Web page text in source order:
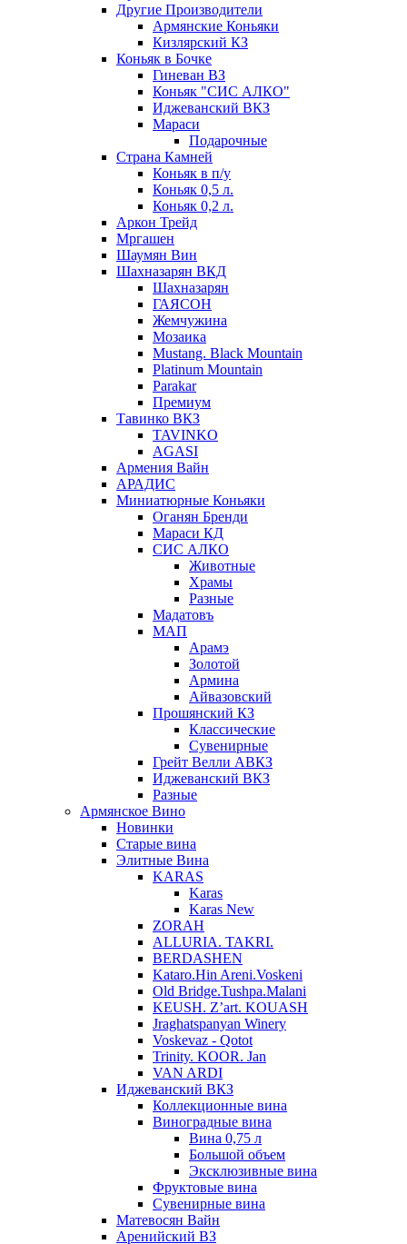
Другие Производители
Армянские Коньяки
Кизлярский КЗ
Коньяк в Бочке
Гиневан ВЗ
Коньяк "СИС АЛКО"
Иджеванский ВКЗ
Мараси
Подарочные
Страна Камней
Коньяк в п/у
Коньяк 0,5 л.
Коньяк 0,2 л.
Аркон Трейд
Мргашен
Шаумян Вин
Шахназарян ВКД
Шахназарян
ГАЯСОН
Жемчужина
Мозаика
Mustang. Black Mountain
Platinum Mountain
Parakar
Премиум
Тавинко ВКЗ
TAVINKO
AGASI
Армения Вайн
АРАДИС
Миниатюрные Коньяки
Оганян Бренди
Мараси КД
СИС АЛКО
Животные
Храмы
Разные
Мадатовъ
МАП
Арамэ
Золотой
Армина
Айвазовский
Прошянский КЗ
Классические
Сувенирные
Грейт Велли АВКЗ
Иджеванский ВКЗ
Разные
Армянское Вино
Новинки
Старые вина
Элитные Вина
KARAS
Karas
Karas New
ZORAH
ALLURIA. TAKRI.
BERDASHEN
Kataro.Hin Areni.Voskeni
Old Bridge.Tushpa.Malani
KEUSH. Z’art. KOUASH
Jraghatspanyan Winery
Voskevaz - Qotot
Trinity. KOOR. Jan
VAN ARDI
Иджеванский ВКЗ
Коллекционные вина
Виноградные вина
Вина 0,75 л
Большой объем
Эксклюзивные вина
Фруктовые вина
Cувенирные вина
Матевосян Вайн
Аренийский ВЗ